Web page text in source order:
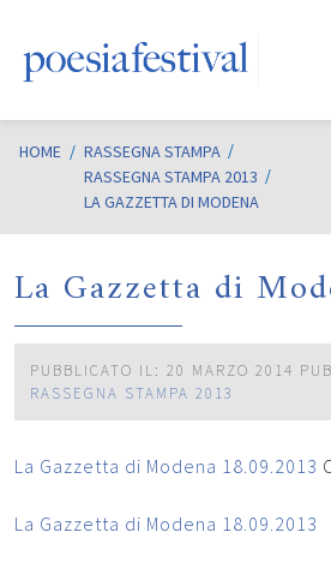
HOME / RASSEGNA STAMPA
RASSEGNA STAMPA 2013
LA GAZZETTA DI MODENA
La Gazzetta di
PUBBLICATO IL: 20 MARZO 2014
RASSEGNA STAMPA 2013
La Gazzetta di Modena 18.09.2013
La Gazzetta di Modena 18.09.2013